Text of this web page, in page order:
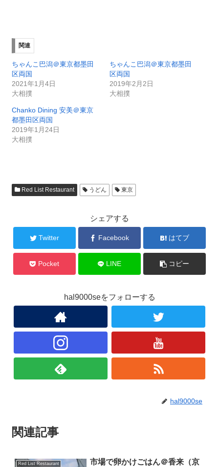
関連
ちゃんこ巴潟＠東京都墨田
区両国
2021年1月4日
大相撲
ちゃんこ巴潟＠東京都墨田
区両国
2019年2月2日
大相撲
Chanko Dining 安美＠東京
都墨田区両国
2019年1月24日
大相撲
Red List Restaurant うどん 東京
シェアする
Twitter Facebook はてブ
Pocket LINE コピー
hal9000seをフォローする
hal9000se
関連記事
Red List Restaurant
市場で卵かけごはん＠香来（京